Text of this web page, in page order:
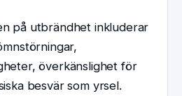
på utbrändhet inkluderar
överkänslighet för
besvär som yrsel.